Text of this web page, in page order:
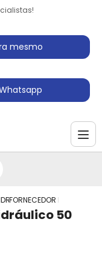
mesmo
SIMPLES ACAO
FORNECEDOR DE
50